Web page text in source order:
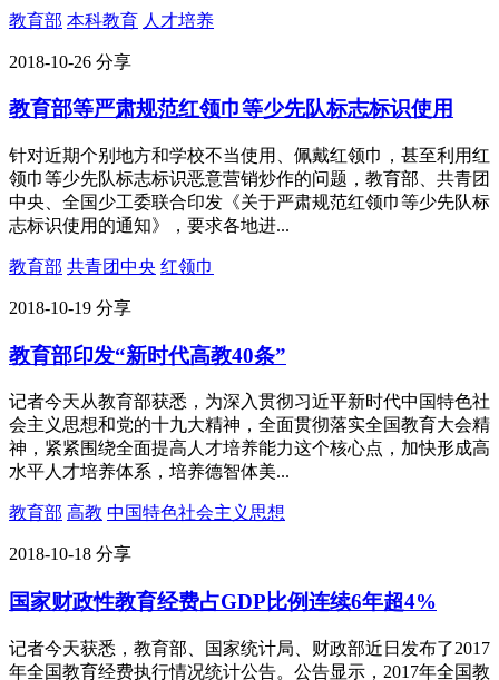
教育部 本科教育 人才培养
2018-10-26 分享
教育部等严肃规范红领巾等少先队标志标识使用
针对近期个别地方和学校不当使用、佩戴红领巾，甚至利用红
领巾等少先队标志标识恶意营销炒作的问题，教育部、共青团
中央、全国少工委联合印发《关于严肃规范红领巾等少先队标
志标识使用的通知》，要求各地进...
教育部 共青团中央 红领巾
2018-10-19 分享
教育部印发“新时代高教40条”
记者今天从教育部获悉，为深入贯彻习近平新时代中国特色社
会主义思想和党的十九大精神，全面贯彻落实全国教育大会精
神，紧紧围绕全面提高人才培养能力这个核心点，加快形成高
水平人才培养体系，培养德智体美...
教育部 高教 中国特色社会主义思想
2018-10-18 分享
国家财政性教育经费占GDP比例连续6年超4%
记者今天获悉，教育部、国家统计局、财政部近日发布了2017
年全国教育经费执行情况统计公告。公告显示，2017年全国教